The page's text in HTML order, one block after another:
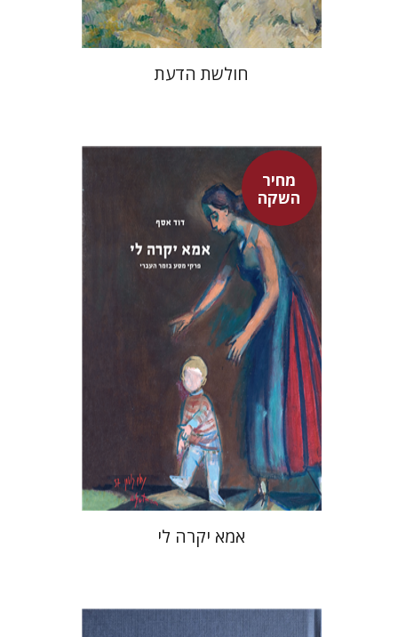
חולשת הדעת
מחיר
השקהדוד אסף
מחיר השקה
$53
$37
אמא יקרה לי